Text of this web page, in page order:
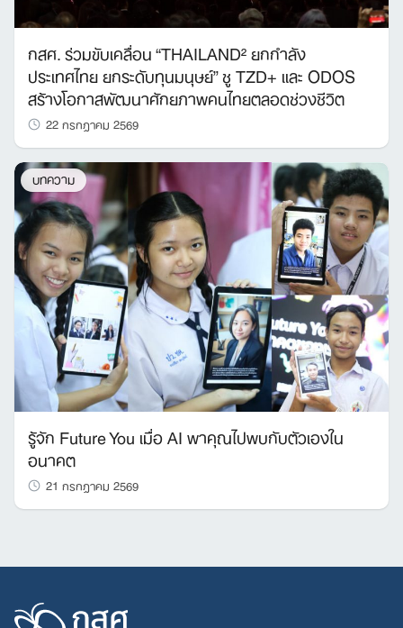
กสศ. ร่วมขับเคลื่อน “THAILAND² ยกกำลัง
ประเทศไทย ยกระดับทุนมนุษย์” ชู TZD+ และ ODOS
สร้างโอกาสพัฒนาศักยภาพคนไทยตลอดช่วงชีวิต
22 กรกฎาคม 2569
บทความ
รู้จัก Future You เมื่อ AI พาคุณไปพบกับตัวเองใน
อนาคต
21 กรกฎาคม 2569